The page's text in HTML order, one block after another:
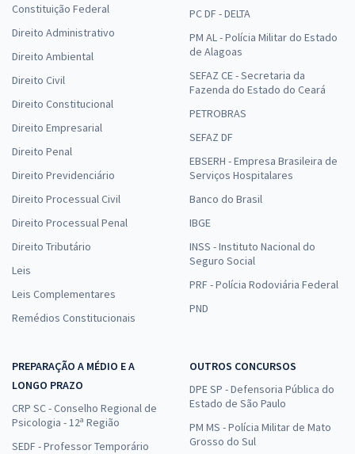
Constituição Federal
Direito Administrativo
Direito Ambiental
Direito Civil
Direito Constitucional
Direito Empresarial
Direito Penal
Direito Previdenciário
Direito Processual Civil
Direito Processual Penal
Direito Tributário
Leis
Leis Complementares
Remédios Constitucionais
PC DF - DELTA
PM AL - Polícia Militar do Estado
de Alagoas
SEFAZ CE - Secretaria da
Fazenda do Estado do Ceará
PETROBRAS
SEFAZ DF
EBSERH - Empresa Brasileira de
Serviços Hospitalares
Banco do Brasil
IBGE
INSS - Instituto Nacional do
Seguro Social
PRF - Polícia Rodoviária Federal
PND
PREPARAÇÃO A MÉDIO E A
LONGO PRAZO
CRP SC - Conselho Regional de
Psicologia - 12ª Região
SEDF - Professor Temporário
OUTROS CONCURSOS
DPE SP - Defensoria Pública do
Estado de São Paulo
PM MS - Polícia Militar de Mato
Grosso do Sul